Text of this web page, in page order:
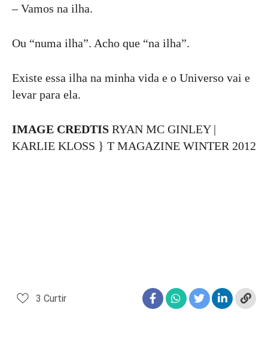
– Vamos na ilha.
Ou “numa ilha”. Acho que “na ilha”.
Existe essa ilha na minha vida e o Universo vai e
levar para ela.
IMAGE CREDTIS RYAN MC GINLEY |
KARLIE KLOSS } T MAGAZINE WINTER 2012
3 Curtir